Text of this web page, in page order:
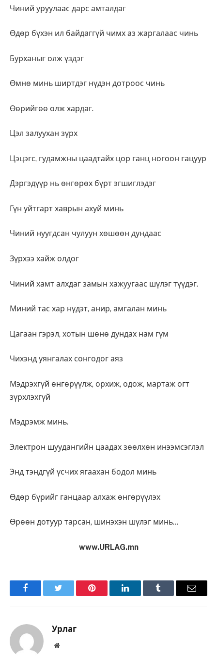
Чиний уруулаас дарс амталдаг
Өдөр бүхэн ил байдаггүй чимх аз жаргалаас чинь
Бурханыг олж үздэг
Өмнө минь ширтдэг нүдэн дотроос чинь
Өөрийгөө олж хардаг.
Цэл залуухан зүрх
Цэцэгс, гудамжны цаадтайх цор ганц ногоон гацуур
Дэргэдүүр нь өнгөрөх бүрт эгшиглэдэг
Гүн уйтгарт хаврын ахуй минь
Чиний нуугдсан чулуун хөшөөн дундаас
Зүрхээ хайж олдог
Чиний хамт алхдаг замын хажуугаас шүлэг түүдэг.
Миний тас хар нүдэт, анир, амгалан минь
Цагаан гэрэл, хотын шөнө дундах нам гүм
Чихэнд уянгалах сонгодог аяз
Мэдрэхгүй өнгөрүүлж, орхиж, одож, мартаж огт
зүрхлэхгүй
Мэдрэмж минь.
Электрон шуудангийн цаадах зөөлхөн инээмсэглэл
Энд тэндгүй үсчих ягаахан бодол минь
Өдөр бүрийг ганцаар алхаж өнгөрүүлэх
Өрөөн дотуур тарсан, шинэхэн шүлэг минь…
www.URLAG.mn
FacebookTwitter Pinterest LinkedInTumblr Имэйл
Урлаг
Вэбсайт